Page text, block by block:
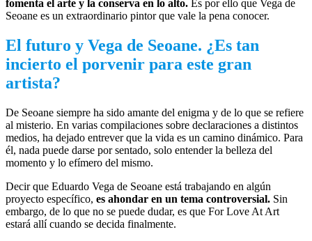
fomenta el arte y la conserva en lo alto. Es por ello que Vega de
Seoane es un extraordinario pintor que vale la pena conocer.
El futuro y Vega de Seoane. ¿Es tan
incierto el porvenir para este gran
artista?
De Seoane siempre ha sido amante del enigma y de lo que se refiere
al misterio. En varias compilaciones sobre declaraciones a distintos
medios, ha dejado entrever que la vida es un camino dinámico. Para
él, nada puede darse por sentado, solo entender la belleza del
momento y lo efímero del mismo.
Decir que Eduardo Vega de Seoane está trabajando en algún
proyecto específico, es ahondar en un tema controversial. Sin
embargo, de lo que no se puede dudar, es que For Love At Art
estará allí cuando se decida finalmente.